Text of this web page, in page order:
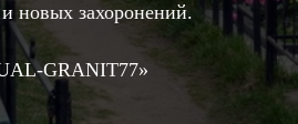
новых захоронений.
GRANIT77»